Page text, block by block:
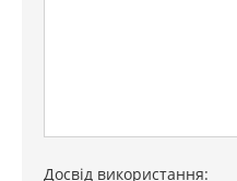
Досвід використання: